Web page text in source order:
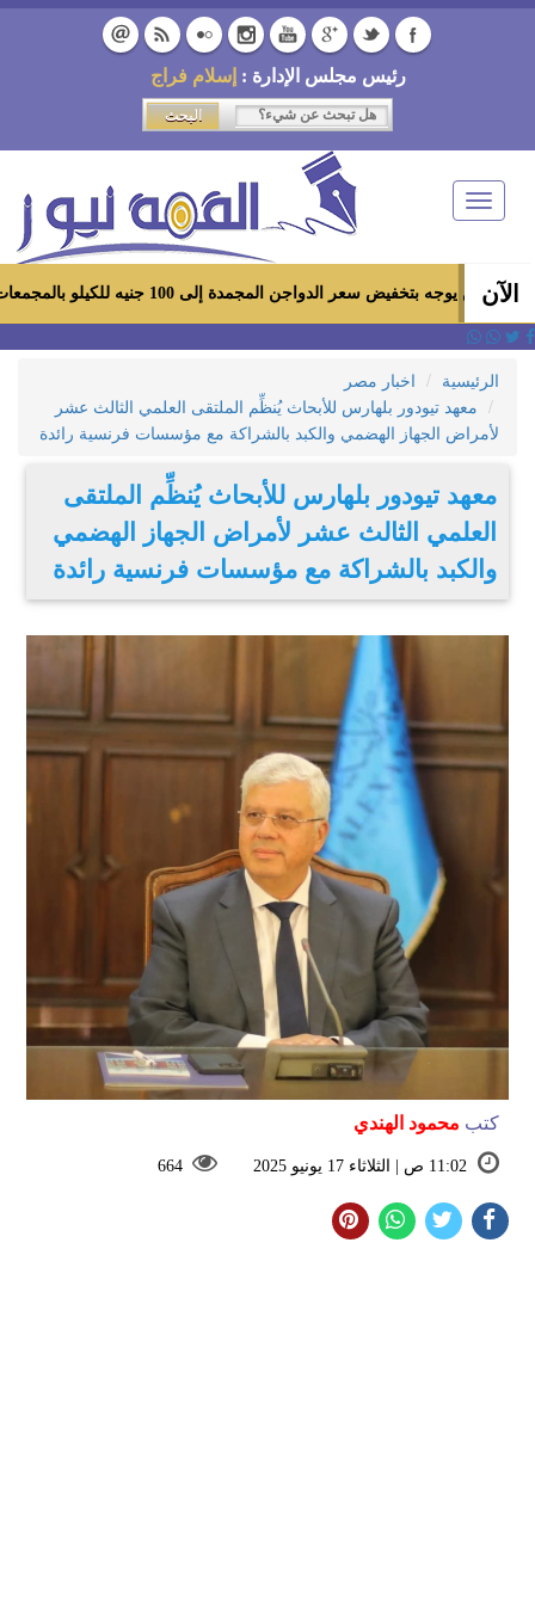
رئيس مجلس الإدارة : إسلام فراج
Toggle
navigation
الآن
سعر الدواجن المجمدة إلى 100 جنيه للكيلو بالمجمعات الاستهلاكية ومعارض «أهلاً رمضان»
الرئيسية
اخبار مصر
معهد تيودور بلهارس للأبحاث يُنظِّم الملتقى العلمي الثالث عشر
لأمراض الجهاز الهضمي والكبد بالشراكة مع مؤسسات فرنسية رائدة
معهد تيودور بلهارس للأبحاث يُنظِّم الملتقى
العلمي الثالث عشر لأمراض الجهاز الهضمي
والكبد بالشراكة مع مؤسسات فرنسية رائدة
كتب محمود الهندي
11:02 ص | الثلاثاء 17 يونيو 2025 664